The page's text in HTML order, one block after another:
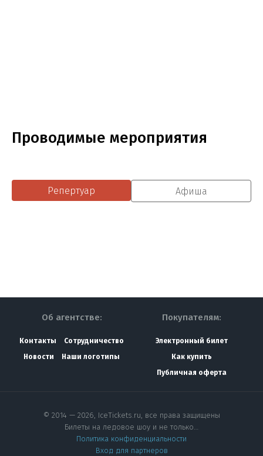
Проводимые мероприятия
Репертуар Афиша
Об агентстве:
Контакты
Сотрудничество
Новости
Наши логотипы
Покупателям:
Электронный билет
Как купить
Публичная оферта
© 2014 — 2026, IceTickets.ru, все права защищены
Билеты на ледовое шоу и не только…
Политика конфиденциальности
Вход для партнеров